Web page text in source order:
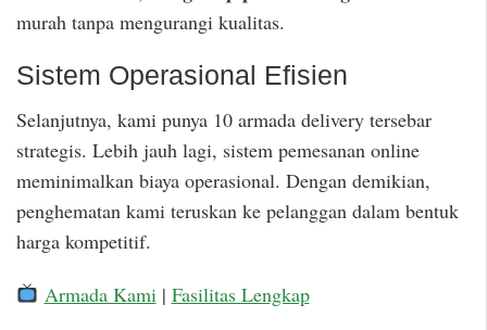
murah tanpa mengurangi kualitas.
Sistem Operasional Efisien
Selanjutnya, kami punya 10 armada delivery tersebar
strategis. Lebih jauh lagi, sistem pemesanan online
meminimalkan biaya operasional. Dengan demikian,
penghematan kami teruskan ke pelanggan dalam bentuk
harga kompetitif.
Armada Kami | Fasilitas Lengkap